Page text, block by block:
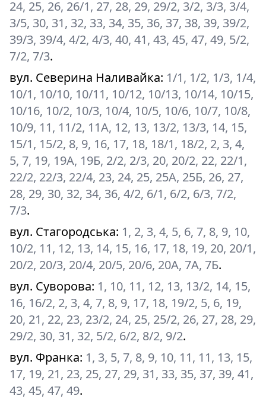
24, 25, 26, 26/1, 27, 28, 29, 29/2, 3/2, 3/3, 3/4,
3/5, 30, 31, 32, 33, 34, 35, 36, 37, 38, 39, 39/2,
39/3, 39/4, 4/2, 4/3, 40, 41, 43, 45, 47, 49, 5/2,
7/2, 7/3.
вул. Северина Наливайка: 1/1, 1/2, 1/3, 1/4,
10/1, 10/10, 10/11, 10/12, 10/13, 10/14, 10/15,
10/16, 10/2, 10/3, 10/4, 10/5, 10/6, 10/7, 10/8,
10/9, 11, 11/2, 11А, 12, 13, 13/2, 13/3, 14, 15,
15/1, 15/2, 8, 9, 16, 17, 18, 18/1, 18/2, 2, 3, 4,
5, 7, 19, 19А, 19Б, 2/2, 2/3, 20, 20/2, 22, 22/1,
22/2, 22/3, 22/4, 23, 24, 25, 25А, 25Б, 26, 27,
28, 29, 30, 32, 34, 36, 4/2, 6/1, 6/2, 6/3, 7/2,
7/3.
вул. Стагородська: 1, 2, 3, 4, 5, 6, 7, 8, 9, 10,
10/2, 11, 12, 13, 14, 15, 16, 17, 18, 19, 20, 20/1,
20/2, 20/3, 20/4, 20/5, 20/6, 20А, 7А, 7Б.
вул. Суворова: 1, 10, 11, 12, 13, 13/2, 14, 15,
16, 16/2, 2, 3, 4, 7, 8, 9, 17, 18, 19/2, 5, 6, 19,
20, 21, 22, 23, 23/2, 24, 25, 25/2, 26, 27, 28, 29,
29/2, 30, 31, 32, 5/2, 6/2, 8/2, 9/2.
вул. Франка: 1, 3, 5, 7, 8, 9, 10, 11, 11, 13, 15,
17, 19, 21, 23, 25, 27, 29, 31, 33, 35, 37, 39, 41,
43, 45, 47, 49.